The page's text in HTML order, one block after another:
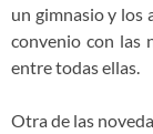
un gimnasio y los
convenio con las
entre todas ellas.
Otra de las